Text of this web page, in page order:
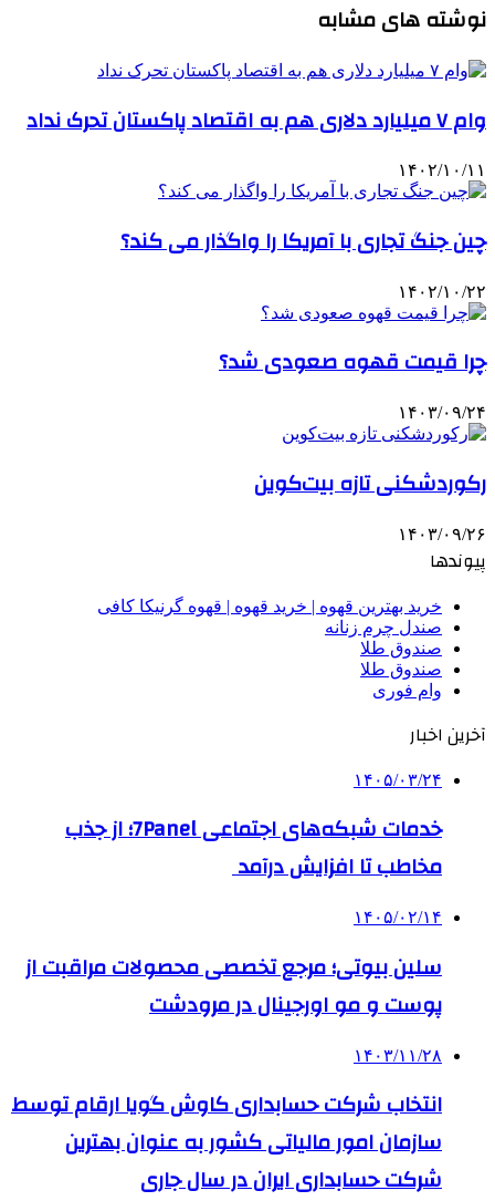
نوشته های مشابه
وام ۷ میلیارد دلاری هم به اقتصاد پاکستان تحرک نداد
۱۴۰۲/۱۰/۱۱
چین جنگ تجاری با آمریکا را واگذار می کند؟
۱۴۰۲/۱۰/۲۲
چرا قیمت قهوه صعودی شد؟
۱۴۰۳/۰۹/۲۴
رکوردشکنی تازه بیت‌کوین
۱۴۰۳/۰۹/۲۶
پیوندها
خرید بهترین قهوه | خرید قهوه | قهوه گرنیکا کافی
صندل چرم زنانه
صندوق طلا
صندوق طلا
وام فوری
آخرین اخبار
۱۴۰۵/۰۳/۲۴
خدمات شبکه‌های اجتماعی 7Panel؛ از جذب
مخاطب تا افزایش درآمد
۱۴۰۵/۰۲/۱۴
سلین بیوتی؛ مرجع تخصصی محصولات مراقبت از
پوست و مو اورجینال در مرودشت
۱۴۰۳/۱۱/۲۸
انتخاب شرکت حسابداری کاوش گویا ارقام توسط
سازمان امور مالیاتی کشور به عنوان بهترین
شرکت حسابداری ایران در سال جاری